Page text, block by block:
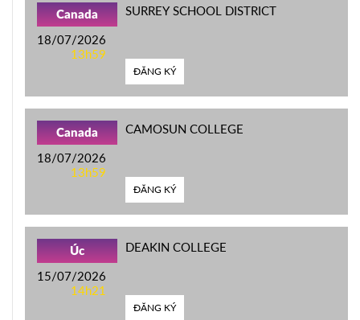
Canada
18/07/2026
13h59
SURREY SCHOOL DISTRICT
ĐĂNG KÝ
Canada
18/07/2026
13h59
CAMOSUN COLLEGE
ĐĂNG KÝ
Úc
15/07/2026
14h21
DEAKIN COLLEGE
ĐĂNG KÝ